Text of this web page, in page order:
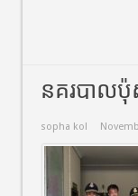
នគរបាល
sopha kol